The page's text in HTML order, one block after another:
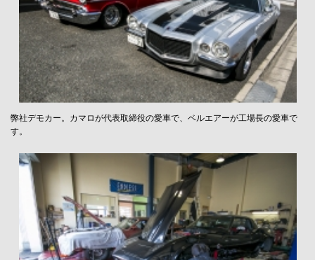
弊社デモカー。カマロが代表取締役の愛車で、ベルエアーが工場長の愛車で
す。